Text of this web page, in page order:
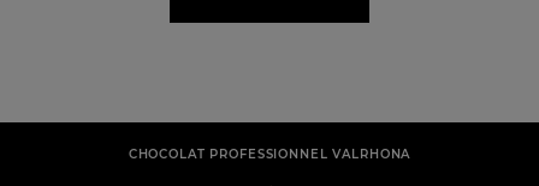
CHOCOLAT PROFESSIONNEL VALRHONA